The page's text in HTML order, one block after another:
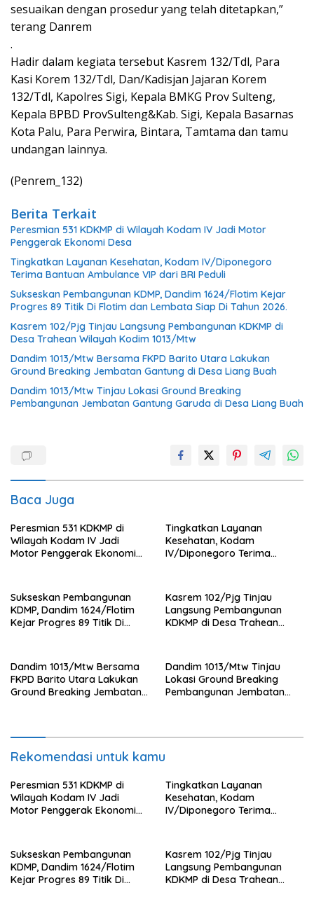
sesuaikan dengan prosedur yang telah ditetapkan,”
terang Danrem
.
Hadir dalam kegiata tersebut Kasrem 132/Tdl, Para
Kasi Korem 132/Tdl, Dan/Kadisjan Jajaran Korem
132/Tdl, Kapolres Sigi, Kepala BMKG Prov Sulteng,
Kepala BPBD ProvSulteng&Kab. Sigi, Kepala Basarnas
Kota Palu, Para Perwira, Bintara, Tamtama dan tamu
undangan lainnya.
(Penrem_132)
Berita Terkait
Peresmian 531 KDKMP di Wilayah Kodam IV Jadi Motor
Penggerak Ekonomi Desa
Tingkatkan Layanan Kesehatan, Kodam IV/Diponegoro
Terima Bantuan Ambulance VIP dari BRI Peduli
Sukseskan Pembangunan KDMP, Dandim 1624/Flotim Kejar
Progres 89 Titik Di Flotim dan Lembata Siap Di Tahun 2026.
Kasrem 102/Pjg Tinjau Langsung Pembangunan KDKMP di
Desa Trahean Wilayah Kodim 1013/Mtw
Dandim 1013/Mtw Bersama FKPD Barito Utara Lakukan
Ground Breaking Jembatan Gantung di Desa Liang Buah
Dandim 1013/Mtw Tinjau Lokasi Ground Breaking
Pembangunan Jembatan Gantung Garuda di Desa Liang Buah
Baca Juga
Peresmian 531 KDKMP di
Wilayah Kodam IV Jadi
Motor Penggerak Ekonomi
Tingkatkan Layanan
Kesehatan, Kodam
IV/Diponegoro Terima
Sukseskan Pembangunan
KDMP, Dandim 1624/Flotim
Kejar Progres 89 Titik Di
Kasrem 102/Pjg Tinjau
Langsung Pembangunan
KDKMP di Desa Trahean
Dandim 1013/Mtw Bersama
FKPD Barito Utara Lakukan
Ground Breaking Jembatan
Dandim 1013/Mtw Tinjau
Lokasi Ground Breaking
Pembangunan Jembatan
Rekomendasi untuk kamu
Peresmian 531 KDKMP di
Wilayah Kodam IV Jadi
Motor Penggerak Ekonomi
Tingkatkan Layanan
Kesehatan, Kodam
IV/Diponegoro Terima
Sukseskan Pembangunan
KDMP, Dandim 1624/Flotim
Kejar Progres 89 Titik Di
Kasrem 102/Pjg Tinjau
Langsung Pembangunan
KDKMP di Desa Trahean